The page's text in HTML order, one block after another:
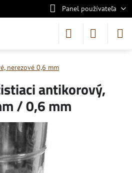
Panel používateľa
nerezové 0,6 mm
antikorový,
/ 0,6 mm